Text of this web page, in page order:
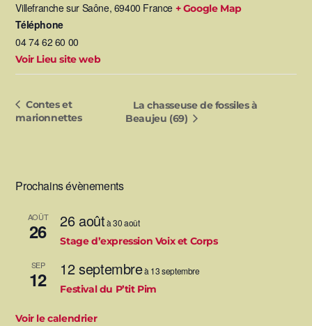
Villefranche sur Saône, 69400 France + Google Map
Téléphone
04 74 62 60 00
Voir Lieu site web
Contes et
marionnettes
La chasseuse de fossiles à
Beaujeu (69)
Prochains évènements
AOÛT
26 26 aoûtà30 août
Stage d’expression Voix et Corps
SEP
12 12 septembreà13 septembre
Festival du P’tit Pim
Voir le calendrier